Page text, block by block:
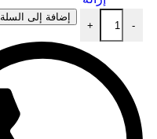
-
+
إضافة إلى السلة